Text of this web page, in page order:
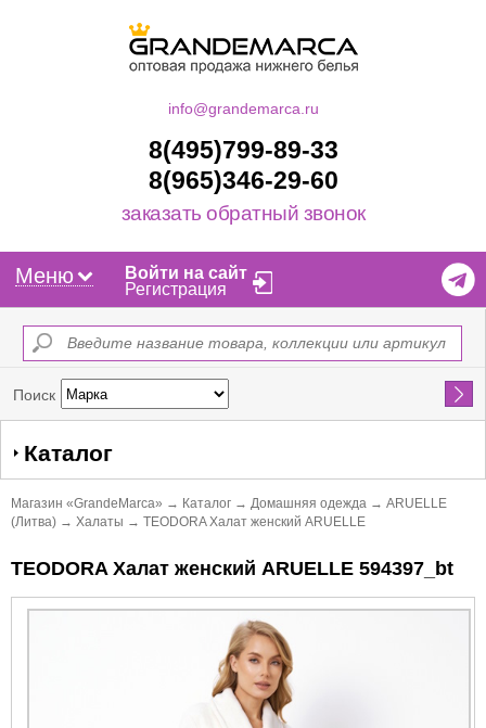
info@grandemarca.ru
8(495)799-89-33
8(965)346-29-60
заказать обратный звонок
Меню
Войти на сайт
Регистрация
Поиск Найти
Каталог
Магазин «GrandeMarca» → Каталог → Домашняя одежда → ARUELLE
(Литва) → Халаты → TEODORA Халат женский ARUELLE
TEODORA Халат женский ARUELLE 594397_bt